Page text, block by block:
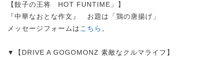
【餃子の王将 HOT FUNTIME」】
『中華なおとな作文』 お題は「鶏の唐揚げ」
メッセージフォームはこちら 。
▼【DRIVE A GOGOMONZ 素敵なクルマライフ】